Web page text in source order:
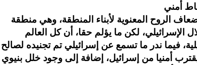
الروح المعنوية لأبناء المنطقة، وهي منطقة
الإسرائيلي، لكن ما يؤلم حقا، أن كل العالم
فيما ندر ما تسمع عن إسرائيلي تم تجنيده لصالح
يقترب أمنيا من إسرائيل، إضافة إلى وجود خلل بنيوي